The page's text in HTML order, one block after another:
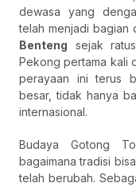
dewasa yang
telah menjadi bagian
Benteng sejak
Pekong pertama kali
perayaan ini terus
besar, tidak hanya
internasional.
Budaya Gotong
bagaimana tradisi
telah berubah.